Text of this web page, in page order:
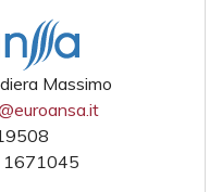
Massimo
1671045